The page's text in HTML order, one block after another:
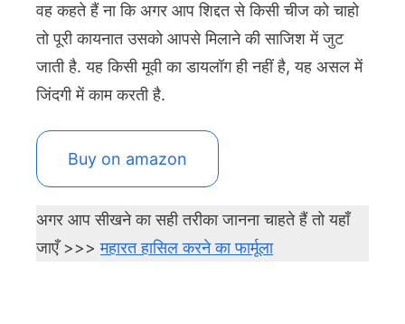
वह कहते हैं ना कि अगर आप शिद्दत से किसी चीज को चाहो
तो पूरी कायनात उसको आपसे मिलाने की साजिश में जुट
जाती है. यह किसी मूवी का डायलॉग ही नहीं है, यह असल में
जिंदगी में काम करती है.
Buy on amazon
अगर आप सीखने का सही तरीका जानना चाहते हैं तो यहाँ
जाएँ >>>महारत हासिल करने का फार्मूला